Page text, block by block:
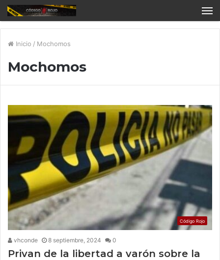
Inicio / Mochomos
Mochomos
Código Rojo
vhconde 8 septiembre, 2024 0
Privan de la libertad a varón sobre la